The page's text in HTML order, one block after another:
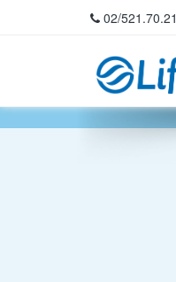
02/521.70.21